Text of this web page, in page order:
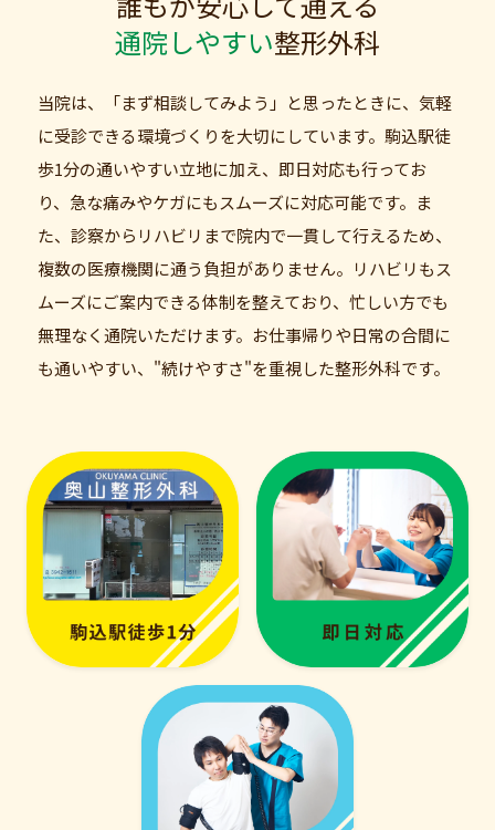
通院しやすい整形外科
当院は、「まず相談してみよう」と思ったときに、気軽
に受診できる環境づくりを大切にしています。駒込駅徒
歩1分の通いやすい立地に加え、即日対応も行ってお
り、急な痛みやケガにもスムーズに対応可能です。ま
た、診察からリハビリまで院内で一貫して行えるため、
複数の医療機関に通う負担がありません。リハビリもス
ムーズにご案内できる体制を整えており、忙しい方でも
無理なく通院いただけます。お仕事帰りや日常の合間に
も通いやすい、"続けやすさ"を重視した整形外科です。